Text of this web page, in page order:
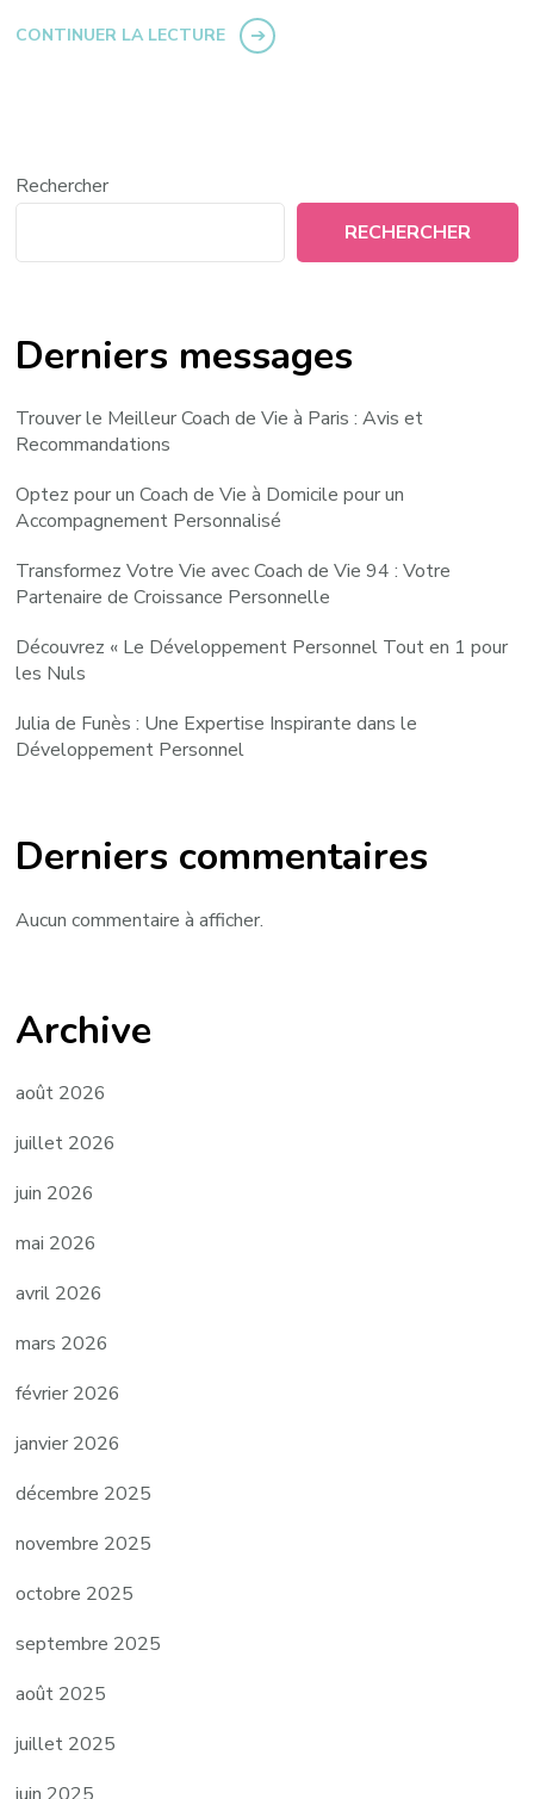
CONTINUER LA LECTURE
Rechercher
RECHERCHER
Derniers messages
Trouver le Meilleur Coach de Vie à Paris : Avis et
Recommandations
Optez pour un Coach de Vie à Domicile pour un
Accompagnement Personnalisé
Transformez Votre Vie avec Coach de Vie 94 : Votre
Partenaire de Croissance Personnelle
Découvrez « Le Développement Personnel Tout en 1 pour
les Nuls
Julia de Funès : Une Expertise Inspirante dans le
Développement Personnel
Derniers commentaires
Aucun commentaire à afficher.
Archive
août 2026
juillet 2026
juin 2026
mai 2026
avril 2026
mars 2026
février 2026
janvier 2026
décembre 2025
novembre 2025
octobre 2025
septembre 2025
août 2025
juillet 2025